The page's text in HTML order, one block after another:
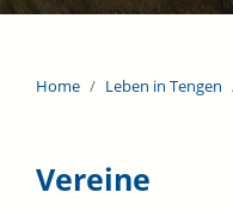
Home Leben in Tengen
Vereine